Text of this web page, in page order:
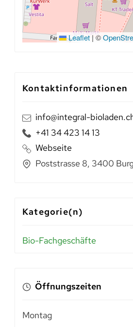
Leaflet| ©
Kontaktinformationen
info@integral-
+41 34 423 14 13
Webseite
Poststrasse 8, 3400
Kategorie(n)
Bio-Fachgeschäfte
Öffnungszeiten
Montag